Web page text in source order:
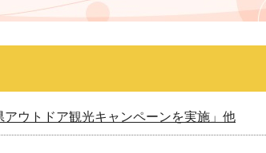
ウトドア観光キャンペーンを実施」他